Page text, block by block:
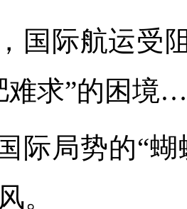
国际航运受
难求”的困
际局势的“
。